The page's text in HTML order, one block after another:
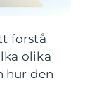
förstå
olika
hur den